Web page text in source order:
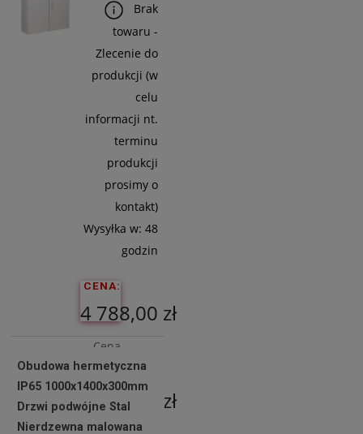
Brak
towaru -
Zlecenie do
produkcji (w
celu
informacji nt.
terminu
produkcji
prosimy o
kontakt)
Wysyłka w: 48
godzin
CENA:
4 788,00 zł
Cena
netto:
3 892,68 zł
Obudowa hermetyczna
IP65 1000x1400x300mm
Drzwi podwójne Stal
Nierdzewna malowana